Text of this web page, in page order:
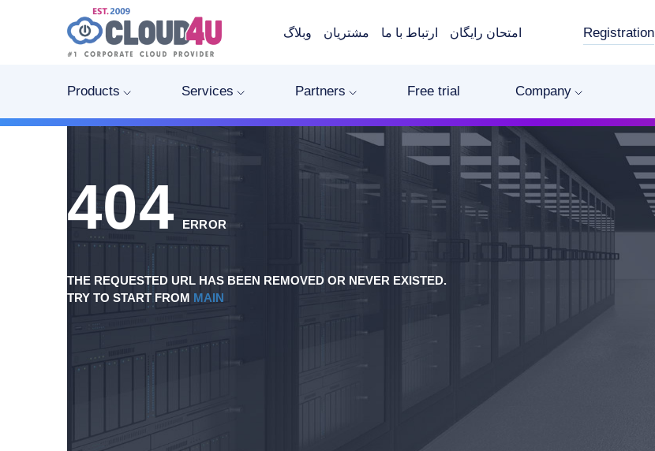
وبلاگ مشتریان ارتباط با ما امتحان رایگان Registration
Products Services Partners Free trial Company
404 ERROR
THE REQUESTED URL HAS BEEN REMOVED OR NEVER EXISTED.
TRY TO START FROM MAIN